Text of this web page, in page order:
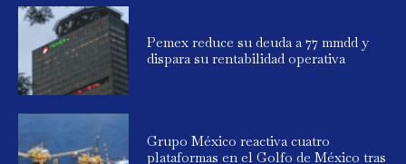
Pemex reduce su deuda a 77 mmdd y
dispara su rentabilidad operativa
Grupo México reactiva cuatro
plataformas en el Golfo de México tras